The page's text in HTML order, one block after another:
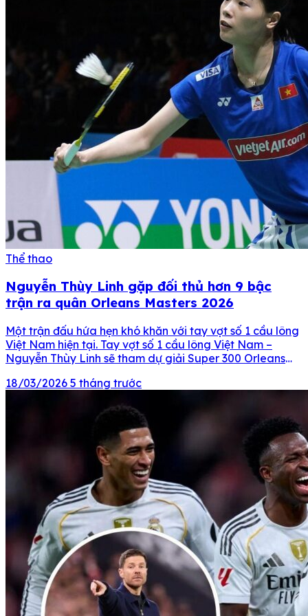
Thể thao
Nguyễn Thùy Linh gặp đối thủ hơn 9 bậc
trận ra quân Orleans Masters 2026
Một trận đấu hứa hẹn khó khăn với tay vợt số 1 cầu lông
Việt Nam hiện tại. Tay vợt số 1 cầu lông Việt Nam –
Nguyễn Thùy Linh sẽ tham dự giải Super 300 Orleans
chức Orleans Masters năm nay đã […]
18/03/2026 5 tháng trước